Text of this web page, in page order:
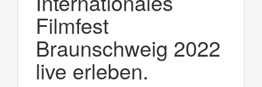
Filmfest
Braunschweig 2022
live erleben.